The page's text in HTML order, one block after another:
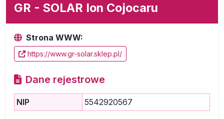
GR - SOLAR Ion Cojocaru
Strona WWW:
https://www.gr-solar.sklep.pl/
Dane rejestrowe
NIP 5542920567